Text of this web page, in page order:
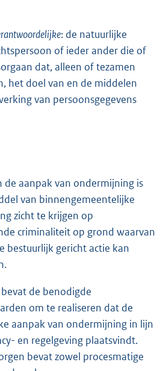
: de natuurlijke
of ieder ander die of
dat, alleen of tezamen
het doel van en de middelen
van persoonsgegevens
de aanpak van ondermijning is
van binnengemeentelijke
zicht te krijgen op
criminaliteit op grond waarvan
bestuurlijk gericht actie kan
de benodigde
om te realiseren dat de
aanpak van ondermijning in lijn
en regelgeving plaatsvindt.
bevat zowel procesmatige